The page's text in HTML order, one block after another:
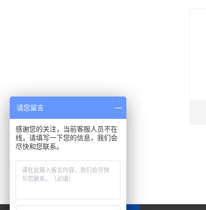
请您留言
感谢您的关注，当前客服人员不在
线，请填写一下您的信息，我们会
尽快和您联系。